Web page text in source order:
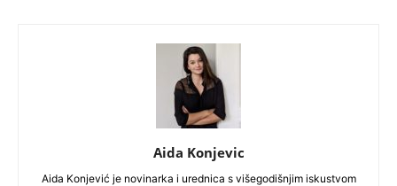
Aida Konjevic
Aida Konjević je novinarka i urednica s višegodišnjim iskustvom